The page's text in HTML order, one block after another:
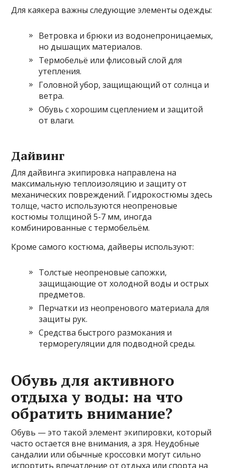
Для каякера важны следующие элементы одежды:
Ветровка и брюки из водонепроницаемых,
но дышащих материалов.
Термобельё или флисовый слой для
утепления.
Головной убор, защищающий от солнца и
ветра.
Обувь с хорошим сцеплением и защитой
от влаги.
Дайвинг
Для дайвинга экипировка направлена на
максимальную теплоизоляцию и защиту от
механических повреждений. Гидрокостюмы здесь
толще, часто используются неопреновые
костюмы толщиной 5-7 мм, иногда
комбинированные с термобельём.
Кроме самого костюма, дайверы используют:
Толстые неопреновые сапожки,
защищающие от холодной воды и острых
предметов.
Перчатки из неопренового материала для
защиты рук.
Средства быстрого размокания и
терморегуляции для подводной среды.
Обувь для активного
отдыха у воды: на что
обратить внимание?
Обувь — это такой элемент экипировки, который
часто остается вне внимания, а зря. Неудобные
сандалии или обычные кроссовки могут сильно
испортить впечатление от отдыха или спорта на